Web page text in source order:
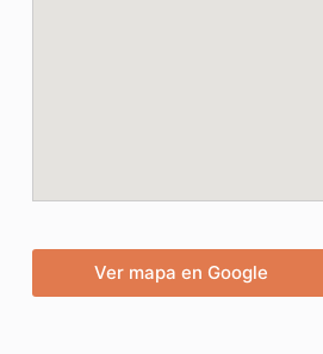
Ver mapa en Google